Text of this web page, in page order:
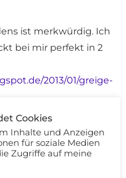
ist merkwürdig. Ich
bei mir perfekt in 2
2013/01/greige-
erwischt? :/
xD Ich liebe die
Cookies
Inhalte und Anzeigen
für soziale Medien
Zugriffe auf meine